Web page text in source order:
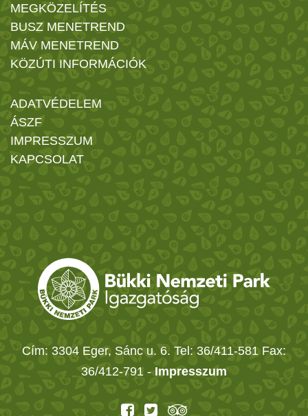
MEGKÖZELÍTÉS
BUSZ MENETREND
MÁV MENETREND
KÖZÚTI INFORMÁCIÓK
ADATVÉDELEM
ÁSZF
IMPRESSZUM
KAPCSOLAT
Cím: 3304 Eger, Sánc u. 6. Tel: 36/411-581 Fax:
36/412-791 - Impresszum